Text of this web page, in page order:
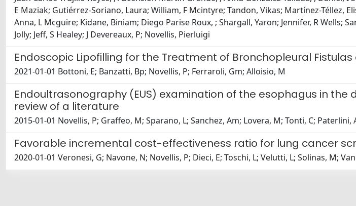
E Maziak; Gutiérrez-Soriano, Laura; William, F Mcintyre; Tandon, Vikas; Martínez-Téllez,
Anna, L Mcguire; Kidane, Biniam; Diego Parise Roux, ; Shargall, Yaron; Jennifer, R Wells;
Jolly; Jeff, S Healey; J Devereaux, P; Novellis, Pierluigi
Endoscopic Lipofilling for the Treatment of Bronchopleural
2021-01-01 Bottoni, E; Banzatti, Bp; Novellis, P; Ferraroli, Gm; Alloisio, M
Endoultrasonography (EUS) examination of the esophagus in
review of a literature
2015-01-01 Novellis, P; Graffeo, M; Sparano, L; Sanchez, Am; Lovera, M; Tonti, C; Paterlini,
Favorable incremental cost-effectiveness ratio for lung cancer
2020-01-01 Veronesi, G; Navone, N; Novellis, P; Dieci, E; Toschi, L; Velutti, L; Solinas, M;